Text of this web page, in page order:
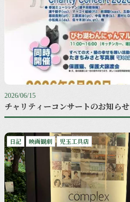
2026/06/15
チャリティーコンサートのお知らせ
日記 映画観劇 児玉工具店